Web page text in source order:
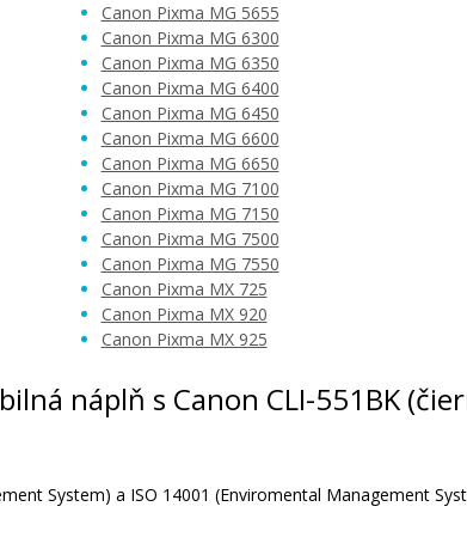
Sada kompatibilných náplní s
Súprava kompatibilných
Canon Pixma MG 5655
Canon Pixma MG 6300
Canon Pixma MG 6350
Canon Pixma MG 6400
Canon Pixma MG 6450
Canon Pixma MG 6600
Canon Pixma MG 6650
Canon Pixma MG 7100
Canon Pixma MG 7150
Canon Pixma MG 7500
Canon Pixma MG 7550
Canon Pixma MX 725
Canon Pixma MX 920
Canon Pixma MX 925
náplň s Canon CLI-551BK
System) a ISO 14001 (Enviromental Management